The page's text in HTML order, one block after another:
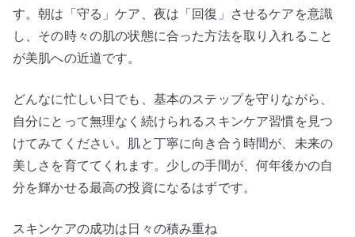
す。朝は「守る」ケア、夜は「回復」させるケアを意識
し、その時々の肌の状態に合った方法を取り入れること
が美肌への近道です。
どんなに忙しい日でも、基本のステップを守りながら、
自分にとって無理なく続けられるスキンケア習慣を見つ
けてみてください。肌と丁寧に向き合う時間が、未来の
美しさを育ててくれます。少しの手間が、何年後かの自
分を輝かせる最高の投資になるはずです。
スキンケアの成功は日々の積み重ね